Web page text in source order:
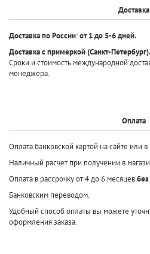
Доставка
Доставка по России:от 1 до 5-6 дней.
Доставка с примеркой(Санкт-Петербург).
Сроки и стоимость международной
менеджера.
Оплата
Оплата банковской картой на сайте или в
Наличный расчет при получении в
Оплата в рассрочку от 4 до 6 месяцев
Банковским переводом.
Удобный способ оплаты вы можете
оформления заказа.